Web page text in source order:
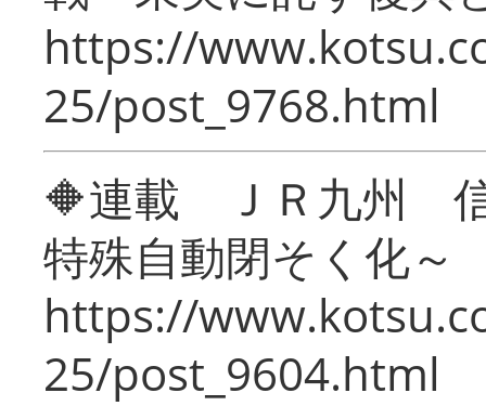
https://
25/post_9768.html
🔶連載 ＪＲ九州 信
特殊自動閉そく化～
https://
25/post_9604.html